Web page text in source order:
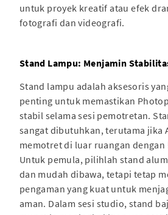
untuk proyek kreatif atau efek
fotografi dan videografi.
Stand Lampu: Menjamin
Stand lampu adalah aksesoris
penting untuk memastikan
stabil selama sesi pemotretan.
sangat dibutuhkan, terutama jika
memotret di luar ruangan
Untuk pemula, pilihlah stand
dan mudah dibawa, tetapi tetap
pengaman yang kuat untuk
aman. Dalam sesi studio, stand